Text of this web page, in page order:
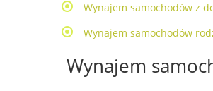
Wynajem samochodów z
Wynajem samochodów
Wynajem